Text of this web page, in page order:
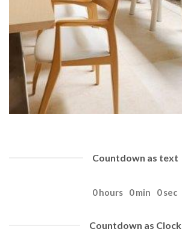
Countdown as text
0 hours 0 min 0 sec
Countdown as Clock